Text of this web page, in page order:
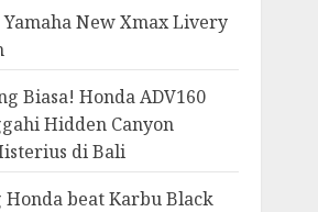
New Xmax Livery
Biasa! Honda ADV160
Hidden Canyon
di Bali
beat Karbu Black